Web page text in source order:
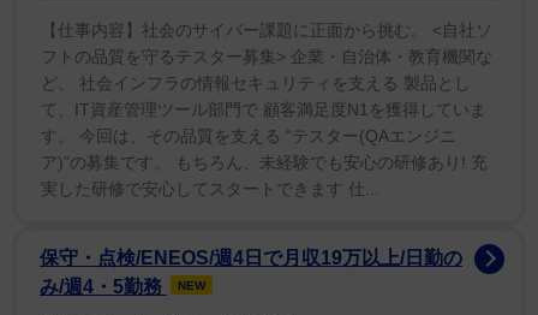
福」をしたいとした。
歌手のマライア・キャリーと２００８年から１６年に
かけて結婚生活を送り、マライアとの間に２人、またゼ
ン君以外にも他の女性との間に４人の子供がいるニック
「僕を知っている人なら、僕が全ての子供のバスケッ
【仕事内容】社会のサイバー課題に正面から挑む。 <自社ソ
フトの品質を守るテスター募集> 企業・自治体・教育機関な
ど、 社会インフラの情報セキュリティを支える 製品とし
て、IT資産管理ツール部門で 顧客満足度N1を獲得していま
す。 今回は、その品質を支える “テスター(QAエンジニ
ア)”の募集です。 もちろん、未経験でも安心の研修あり! 充
実した研修で安心してスタートできます 仕...
保守・点検/ENEOS/週4日で月収19万以上/日勤の
み/週4・5勤務
NEW